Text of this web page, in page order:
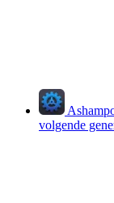
volgende